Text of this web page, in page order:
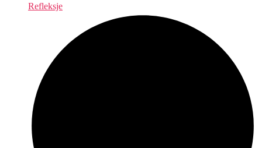
Refleksje